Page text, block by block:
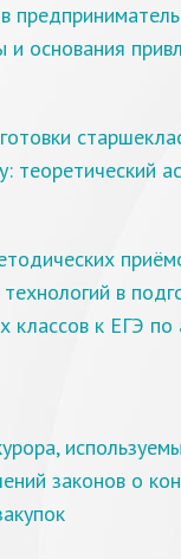
основания
теоретический
в
к ЕГЭ по
законов о